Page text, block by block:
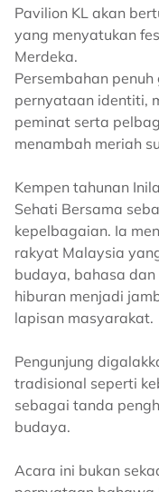
Pavilion KL akan
yang menyatukan
Merdeka.
Persembahan
pernyataan identiti,
peminat serta
menambah meriah
Kempen tahunan
Sehati Bersama
kepelbagaian. Ia
rakyat Malaysia
budaya, bahasa
hiburan menjadi
lapisan masyarakat.
Pengunjung
tradisional seperti
sebagai tanda
budaya.
Acara ini bukan